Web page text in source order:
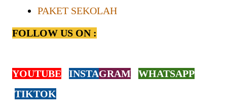
PAKET SEKOLAH
FOLLOW US ON :
YOUTUBE INSTAGRAM
WHATSAPP
TIKTOK